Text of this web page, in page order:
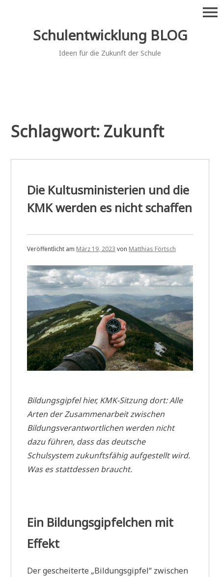
Schulentwicklung BLOG
Ideen für die Zukunft der Schule
menu
Schlagwort: Zukunft
Die Kultusministerien und die
KMK werden es nicht schaffen
Veröffentlicht am März 19, 2023 von Matthias Förtsch
Bildungsgipfel hier, KMK-Sitzung dort: Alle
Arten der Zusammenarbeit zwischen
Bildungsverantwortlichen werden nicht
dazu führen, dass das deutsche
Schulsystem zukunftsfähig aufgestellt wird.
Was es stattdessen braucht.
Ein Bildungsgipfelchen mit
Effekt
Der gescheiterte „Bildungsgipfel“ zwischen